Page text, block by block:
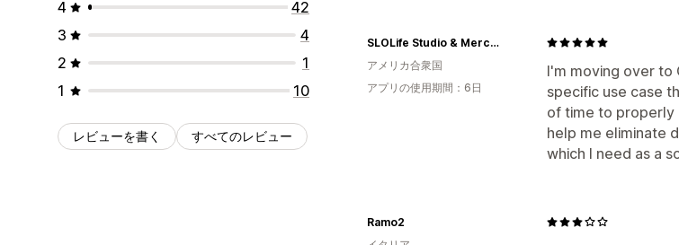
4
42
3
4
2
1
1
10
レビューを書く すべてのレビュー
I'm moving over to
specific use case
of time to properly
help me eliminate
which I need as a
SLOLife Studio & Mercantile
アメリカ合衆国
アプリの使用期間：6日
Ramo2